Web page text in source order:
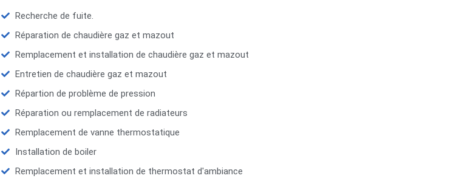
Recherche de fuite.
Réparation de chaudière gaz et mazout
Remplacement et installation de chaudière gaz et mazout
Entretien de chaudière gaz et mazout
Répartion de problème de pression
Réparation ou remplacement de radiateurs
Remplacement de vanne thermostatique
Installation de boiler
Remplacement et installation de thermostat d'ambiance